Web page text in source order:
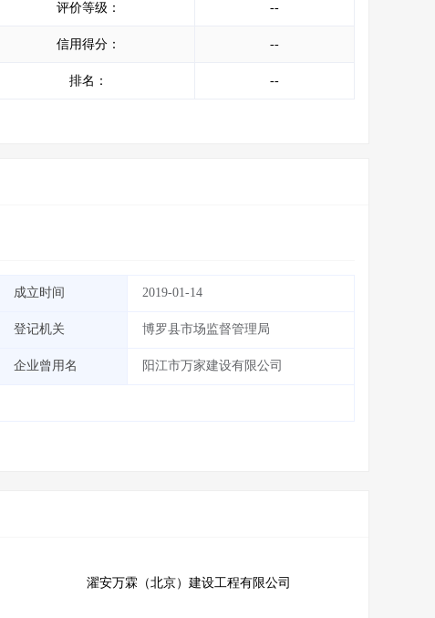
评价等级： --
信用得分： --
排名： --
成立时间 2019-01-14
登记机关 博罗县市场监督管理局
企业曾用名 阳江市万家建设有限公司
濯安万霖（北京）建设工程有限公司